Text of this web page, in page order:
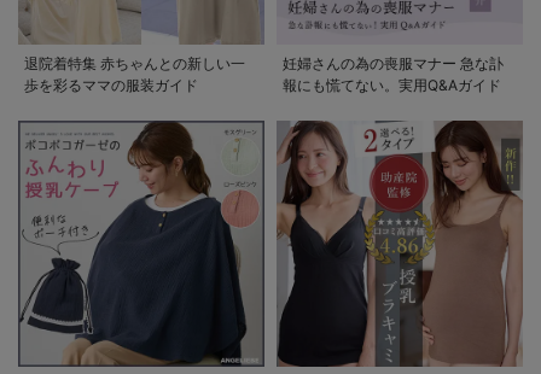
退院着特集 赤ちゃんとの新しい一
歩を彩るママの服装ガイド
妊婦さんの為の喪服マナー 急な訃
報にも慌てない。実用Q&Aガイド